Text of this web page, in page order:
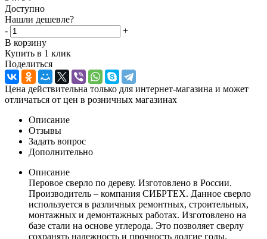
Доступно
Нашли дешевле?
-
+
В корзину
Купить в 1 клик
Поделиться
Цена действительна только для интернет-магазина и может
отличаться от цен в розничных магазинах
Описание
Отзывы
Задать вопрос
Дополнительно
Описание
Перовое сверло по дереву. Изготовлено в России.
Производитель – компания СИБРТЕХ. Данное сверло
используется в различных ремонтных, строительных,
монтажных и демонтажных работах. Изготовлено на
базе стали на основе углерода. Это позволяет сверлу
сохранять надежность и прочность долгие годы.